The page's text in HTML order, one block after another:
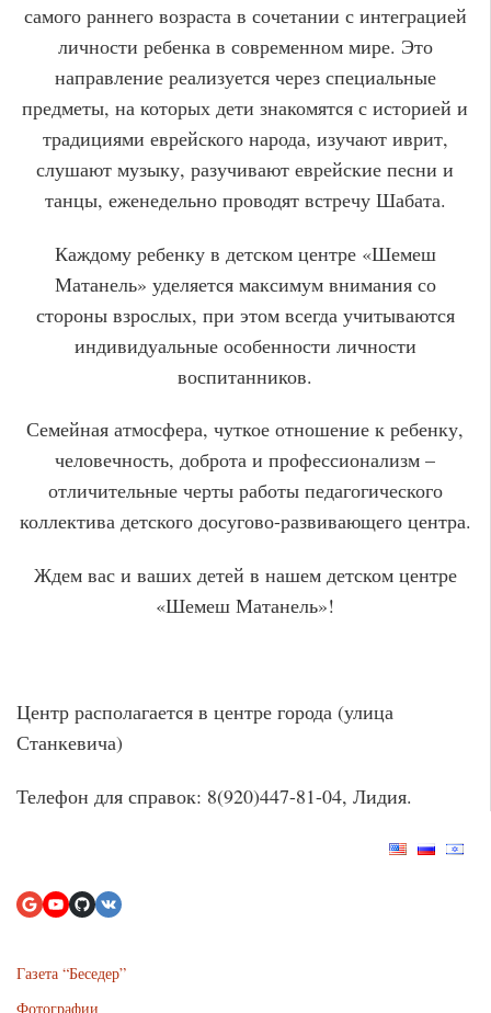
самого раннего возраста в сочетании с интеграцией
личности ребенка в современном мире. Это
направление реализуется через специальные
предметы, на которых дети знакомятся с историей и
традициями еврейского народа, изучают иврит,
слушают музыку, разучивают еврейские песни и
танцы, еженедельно проводят встречу Шабата.
Каждому ребенку в детском центре «Шемеш
Матанель» уделяется максимум внимания со
стороны взрослых, при этом всегда учитываются
индивидуальные особенности личности
воспитанников.
Семейная атмосфера, чуткое отношение к ребенку,
человечность, доброта и профессионализм –
отличительные черты работы педагогического
коллектива детского досугово-развивающего центра.
Ждем вас и ваших детей в нашем детском центре
«Шемеш Матанель»!
Центр располагается в центре города (улица
Станкевича)
Телефон для справок: 8(920)447-81-04, Лидия.
Газета “Беседер”
Фотографии